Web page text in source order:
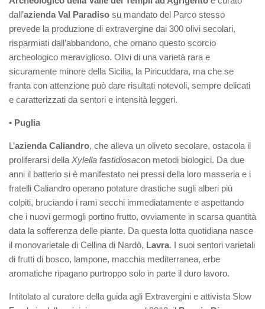
dall’azienda Val Paradiso su mandato del Parco stesso
prevede la produzione di extravergine dai 300 olivi secolari,
risparmiati dall’abbandono, che ornano questo scorcio
archeologico meraviglioso. Olivi di una varietà rara e
sicuramente minore della Sicilia, la Piricuddara, ma che se
franta con attenzione può dare risultati notevoli, sempre delicati
e caratterizzati da sentori e intensità leggeri.
• Puglia
L’azienda Caliandro, che alleva un oliveto secolare, ostacola il
proliferarsi della Xylella fastidiosacon metodi biologici. Da due
anni il batterio si è manifestato nei pressi della loro masseria e i
fratelli Caliandro operano potature drastiche sugli alberi più
colpiti, bruciando i rami secchi immediatamente e aspettando
che i nuovi germogli portino frutto, ovviamente in scarsa quantità
data la sofferenza delle piante. Da questa lotta quotidiana nasce
il monovarietale di Cellina di Nardò, Lavra. I suoi sentori varietali
di frutti di bosco, lampone, macchia mediterranea, erbe
aromatiche ripagano purtroppo solo in parte il duro lavoro.
Intitolato al curatore della guida agli Extravergini e attivista Slow